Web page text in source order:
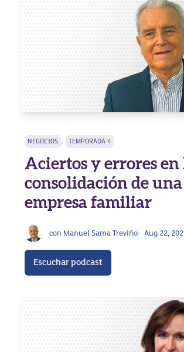
NEGOCIOS , TEMPORADA 4
Aciertos y errores en
consolidación de una
empresa familiar
con Manuel Sama Treviño Aug 22,
Escuchar podcast